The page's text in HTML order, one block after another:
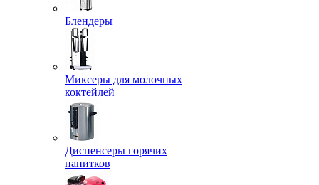
Блендеры
Миксеры для молочных
коктейлей
Диспенсеры горячих
напитков